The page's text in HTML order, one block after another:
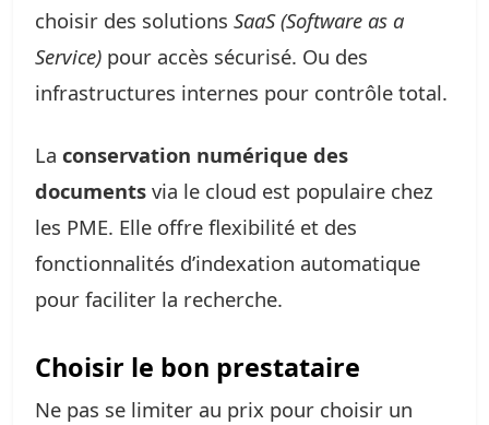
choisir des solutions SaaS (Software as a
Service) pour accès sécurisé. Ou des
infrastructures internes pour contrôle total.
La conservation numérique des
documents via le cloud est populaire chez
les PME. Elle offre flexibilité et des
fonctionnalités d’indexation automatique
pour faciliter la recherche.
Choisir le bon prestataire
Ne pas se limiter au prix pour choisir un